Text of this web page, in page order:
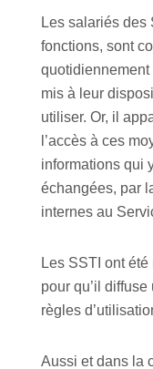
Les salariés des
fonctions, sont
mis à leur
utiliser. Or, il
l’accès à ces
informations qui
échangées, par
internes au
Les SSTI ont
pour qu’il
règles
Aussi et dans la